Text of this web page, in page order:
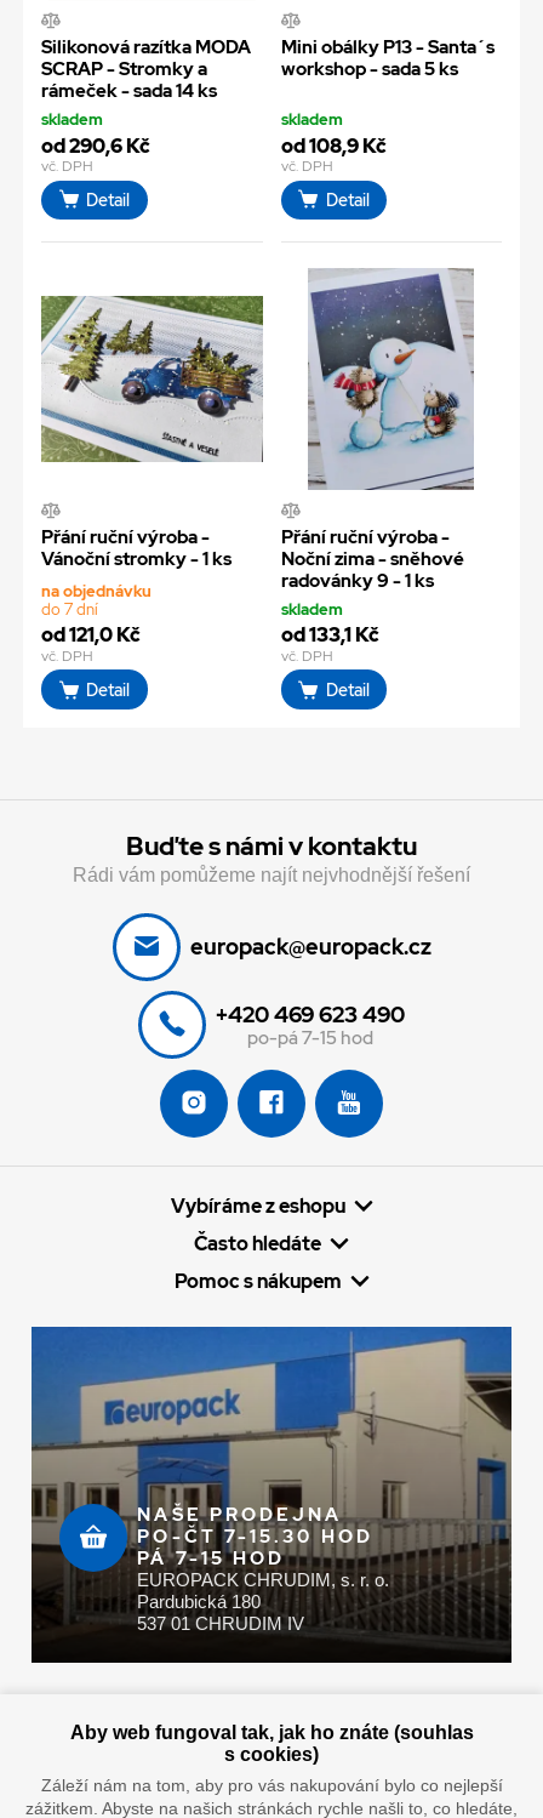
Silikonová razítka MODA
SCRAP - Stromky a
rámeček - sada 14 ks
skladem
od 290,6 Kč
vč. DPH
Detail
Mini obálky P13 - Santa´s
workshop - sada 5 ks
skladem
od 108,9 Kč
vč. DPH
Detail
Přání ruční výroba -
Vánoční stromky - 1 ks
na objednávku
do 7 dní
od 121,0 Kč
vč. DPH
Detail
Přání ruční výroba -
Noční zima - sněhové
radovánky 9 - 1 ks
skladem
od 133,1 Kč
vč. DPH
Detail
Buďte s námi v kontaktu
Rádi vám pomůžeme najít nejvhodnější řešení
europack@europack.cz
+420 469 623 490
po-pá 7-15 hod
Vybíráme z eshopu
Často hledáte
Pomoc s nákupem
NAŠE PRODEJNA
PO-ČT 7-15.30 HOD
PÁ 7-15 HOD
EUROPACK CHRUDIM, s. r. o.
Pardubická 180
537 01 CHRUDIM IV
Aby web fungoval tak, jak ho znáte (souhlas
s cookies)
Záleží nám na tom, aby pro vás nakupování bylo co nejlepší
zážitkem. Abyste na našich stránkách rychle našli to, co hledáte,